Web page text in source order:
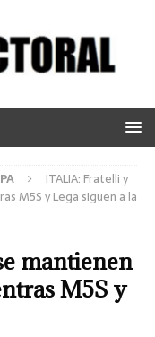
ITALIA: Fratelli y
M5S y Lega siguen a la
mantienen
M5S y